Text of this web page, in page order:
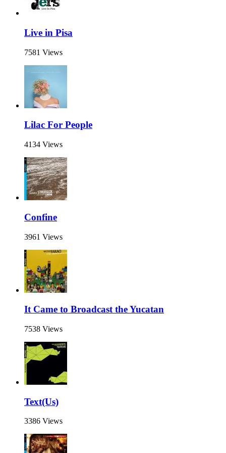
Live in Pisa
7581 Views
Lilac For People
4134 Views
Confine
3961 Views
It Came to Broadcast the Yucatan
7538 Views
Text(Us)
3386 Views